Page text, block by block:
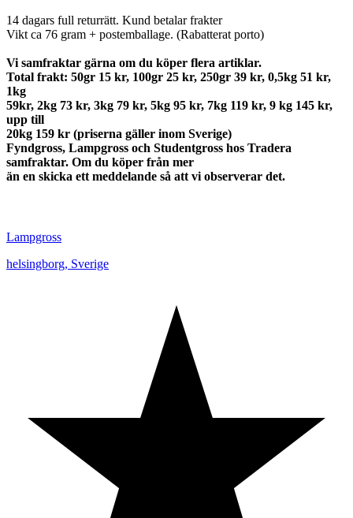
14 dagars full returrätt. Kund betalar frakter
Vikt ca 76 gram + postemballage. (Rabatterat porto)
Vi samfraktar gärna om du köper flera artiklar.
Total frakt: 50gr 15 kr, 100gr 25 kr, 250gr 39 kr, 0,5kg 51 kr,
1kg
59kr, 2kg 73 kr, 3kg 79 kr, 5kg 95 kr, 7kg 119 kr, 9 kg 145 kr,
upp till
20kg 159 kr (priserna gäller inom Sverige)
Fyndgross, Lampgross och Studentgross hos Tradera
samfraktar. Om du köper från mer
än en skicka ett meddelande så att vi observerar det.
Lampgross
helsingborg, Sverige